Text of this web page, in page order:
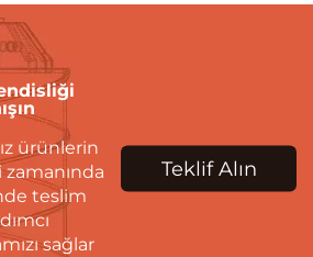
ürünlerin
teslim
sağlar
Teklif Alın